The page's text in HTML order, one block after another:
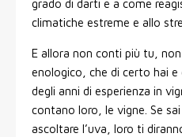
grado di darti e a come
climatiche estreme e allo
E allora non conti più tu,
enologico, che di certo hai
degli anni di esperienza in
contano loro, le vigne. Se
ascoltare l’uva, loro ti